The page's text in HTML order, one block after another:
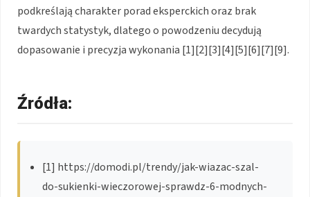
podkreślają charakter porad eksperckich oraz brak
twardych statystyk, dlatego o powodzeniu decydują
dopasowanie i precyzja wykonania [1][2][3][4][5][6][7][9].
Źródła:
[1] https://domodi.pl/trendy/jak-wiazac-szal-
do-sukienki-wieczorowej-sprawdz-6-modnych-